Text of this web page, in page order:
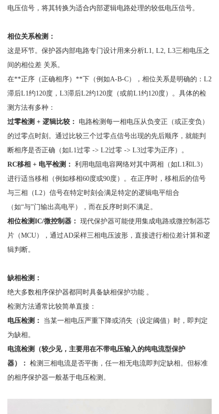
电压信号，将其转换为适合内部逻辑电路处理的较低电压信号。
相位关系检测：
这是环节。保护器内部电路专门设计用来分析L1, L2, L3三相电压之
间的相位差 关系。
在**正序（正确相序）**下（例如A-B-C），相位关系是明确的：L2
滞后L1约120度，L3滞后L2约120度（或前L1约120度）。具体的检
测方法有多种：
过零检测 + 逻辑比较：
电路检测每一相电压从负变正（或正变负）
的过零点时刻。通过比较三个过零点信号出现的先后顺序，就能判
断相序是否正确（如L1过零 -> L2过零 -> L3过零为正序）。
RC移相 + 电平检测： 利用电阻电容网络对其中两相（如L1和L3）
进行适当移相（例如移相60度或90度）。在正序时，移相后的信号
与三相（L2）信号在特定时刻会满足特定的逻辑电平组合
（如“与”门输出高电平），而在反序时则不满足。
相位检测IC/微控制器： 现代保护器可能使用集成电路或微控制器芯
片（MCU），通过AD采样三相电压波形，直接进行相位差计算和逻
辑判断。
缺相检测：
绝大多数相序保护器都同时具备缺相保护功能 。
检测方法通常比较简单直接：
电压检测：
当某一相电压严重下降或消失（设定阈值）时，即判定
为缺相。
电流检测（较少见，主要用在不带电压输入的纯电流型保护
器）： 检测三相电流是否平衡，任一相无电流即判定缺相。但标准
的相序保护器一般基于电压检测。